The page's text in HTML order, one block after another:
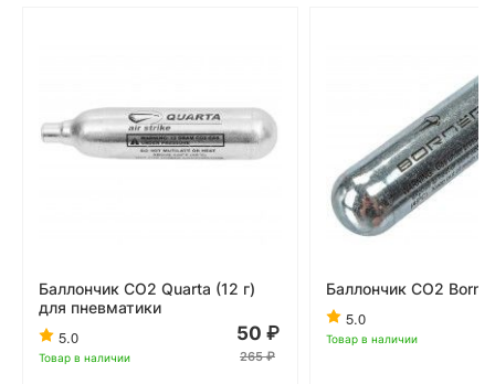
Баллончик CO2 Quarta (12 г)
для пневматики
5.0
Товар в наличии
50
265
Баллончик CO2
5.0
Товар в наличии